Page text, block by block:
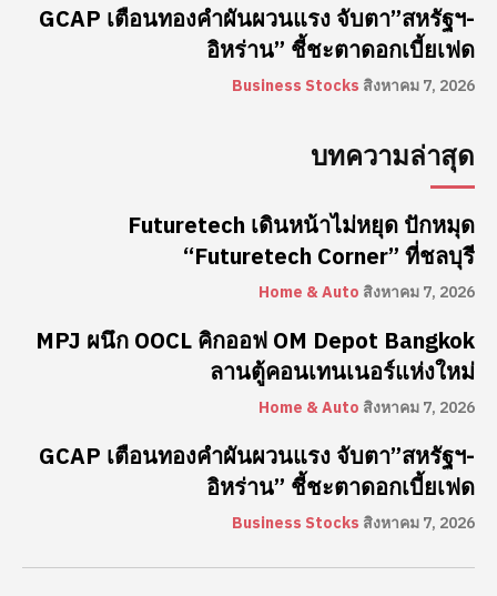
GCAP เตือนทองคำผันผวนแรง จับตา”สหรัฐฯ-
อิหร่าน” ชี้ชะตาดอกเบี้ยเฟด
Business Stocks สิงหาคม 7, 2026
บทความล่าสุด
Futuretech เดินหน้าไม่หยุด ปักหมุด
“Futuretech Corner” ที่ชลบุรี
Home & Auto สิงหาคม 7, 2026
MPJ ผนึก OOCL คิกออฟ OM Depot Bangkok
ลานตู้คอนเทนเนอร์แห่งใหม่
Home & Auto สิงหาคม 7, 2026
GCAP เตือนทองคำผันผวนแรง จับตา”สหรัฐฯ-
อิหร่าน” ชี้ชะตาดอกเบี้ยเฟด
Business Stocks สิงหาคม 7, 2026